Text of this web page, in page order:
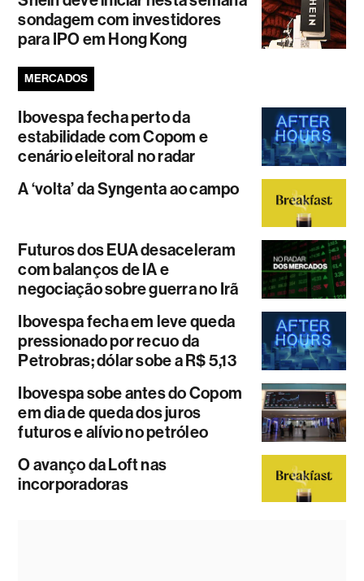
sondagem com investidores
para IPO em Hong Kong
MERCADOS
Ibovespa fecha perto da
estabilidade com Copom e
cenário eleitoral no radar
A ‘volta’ da Syngenta ao campo
Futuros dos EUA desaceleram
com balanços de IA e
negociação sobre guerra no Irã
Ibovespa fecha em leve queda
pressionado por recuo da
Petrobras; dólar sobe a R$ 5,13
Ibovespa sobe antes do Copom
em dia de queda dos juros
futuros e alívio no petróleo
O avanço da Loft nas
incorporadoras